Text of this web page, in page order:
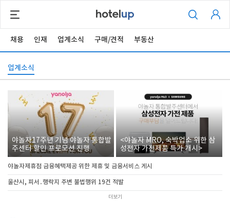
채용 인재 업계소식 구매/견적 부동산
업계소식
야놀자17주년 기념 야놀자 통합발
주센터 할인 프로모션 진행
<야놀자 MRO, 숙박업소 위한 삼
성전자 가전제품 특가 개시>
야놀자제휴점 금융혜택제공 위한 제휴 및 금융서비스 게시
울산시, 피서․행락지 주변 불법행위 19건 적발
더보기